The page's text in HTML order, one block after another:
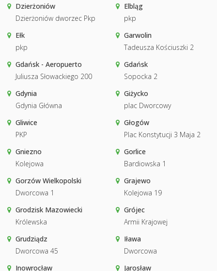
Dzierżoniów
Dzierżoniów dworzec Pkp
Elbląg
pkp
Ełk
pkp
Garwolin
Tadeusza Kościuszki 2
Gdańsk - Aeropuerto
Juliusza Słowackiego 200
Gdańsk
Sopocka 2
Gdynia
Gdynia Główna
Giżycko
plac Dworcowy
Gliwice
PKP
Głogów
Plac Konstytucji 3 Maja 2
Gniezno
Kolejowa
Gorlice
Bardiowska 1
Gorzów Wielkopolski
Dworcowa 1
Grajewo
Kolejowa 19
Grodzisk Mazowiecki
Królewska
Grójec
Armii Krajowej
Grudziądz
Dworcowa 45
Iława
Dworcowa
Inowrocław
Jarosław